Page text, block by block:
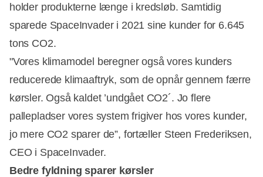
holder produkterne længe i kredsløb. Samtidig
sparede SpaceInvader i 2021 sine kunder for 6.645
tons CO2.
"Vores klimamodel beregner også vores kunders
reducerede klimaaftryk, som de opnår gennem færre
kørsler. Også kaldet ’undgået CO2´. Jo flere
pallepladser vores system frigiver hos vores kunder,
jo mere CO2 sparer de”, fortæller Steen Frederiksen,
CEO i SpaceInvader.
Bedre fyldning sparer kørsler